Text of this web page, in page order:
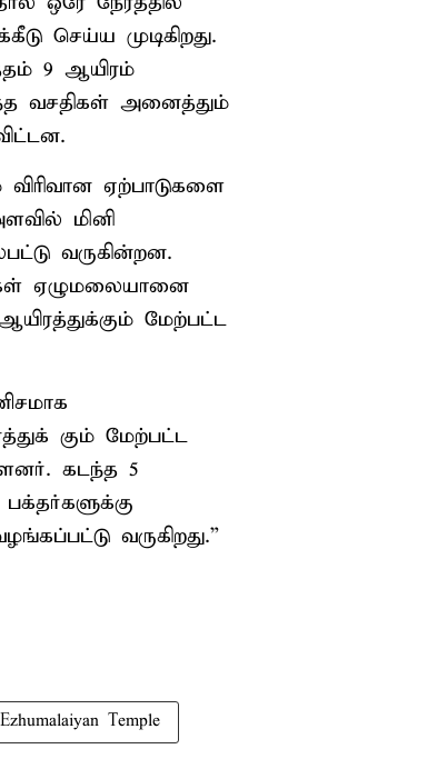
செய்ய முடிகிறது.
9 ஆயிரம்
வசதிகள் அனைத்தும்
ஏற்பாடுகளை
மினி
வருகின்றன.
ஏழுமலையானை
மேற்பட்ட
கும் மேற்பட்ட
கடந்த 5
வருகிறது.”
Temple